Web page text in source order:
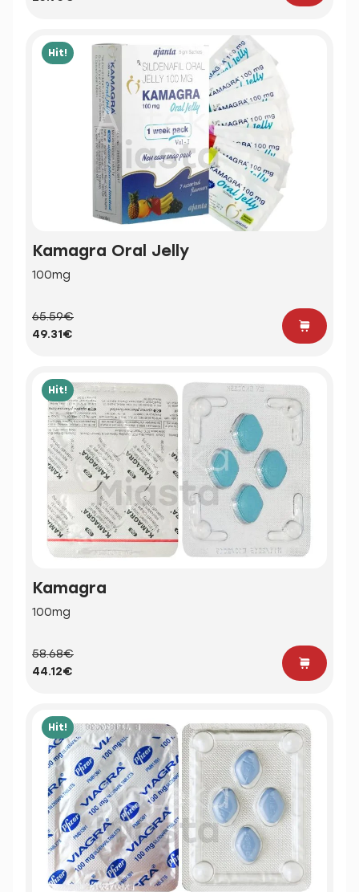
Hit!
Kamagra Oral Jelly
100mg
65.59€
49.31€
Hit!
Kamagra
100mg
58.68€
44.12€
Hit!